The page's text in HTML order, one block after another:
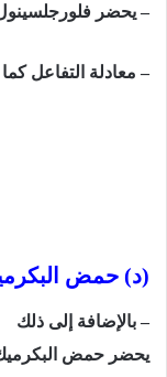
– يحضر
– معادلة التفاعل
(د) حمض
– بالإضافة إلى ذلك
يحضر حمض